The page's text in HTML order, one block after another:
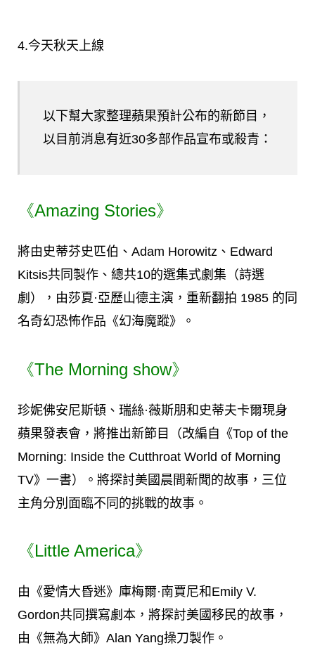
4.今天秋天上線
以下幫大家整理蘋果預計公布的新節目，
以目前消息有近30多部作品宣布或殺青：
《Amazing Stories》
將由史蒂芬史匹伯、Adam Horowitz、Edward
Kitsis共同製作、總共10的選集式劇集（詩選
劇），由莎夏·亞歷山德主演，重新翻拍 1985 的同
名奇幻恐怖作品《幻海魔蹤》。
《The Morning show》
珍妮佛安尼斯頓、瑞絲·薇斯朋和史蒂夫卡爾現身
蘋果發表會，將推出新節目（改編自《Top of the
Morning: Inside the Cutthroat World of Morning
TV》一書）。將探討美國晨間新聞的故事，三位
主角分別面臨不同的挑戰的故事。
《Little America》
由《愛情大昏迷》庫梅爾·南賈尼和Emily V.
Gordon共同撰寫劇本，將探討美國移民的故事，
由《無為大師》Alan Yang操刀製作。